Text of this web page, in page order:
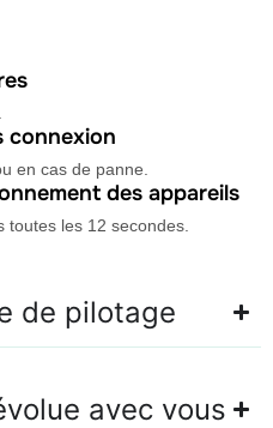
connexion
en cas de panne.
des appareils
toutes les 12 secondes.
de pilotage
avec vous